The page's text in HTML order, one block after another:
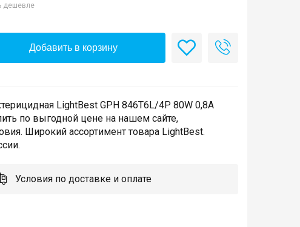
дешевле
Добавить в корзину
LightBest GPH 846T6L/4P 80W 0,8A
по выгодной цене на нашем сайте,
Широкий ассортимент товара LightBest.
Условия по доставке и оплате